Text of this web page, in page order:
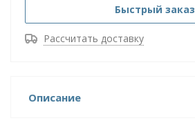
Быстрый заказ
Рассчитать доставку
Описание